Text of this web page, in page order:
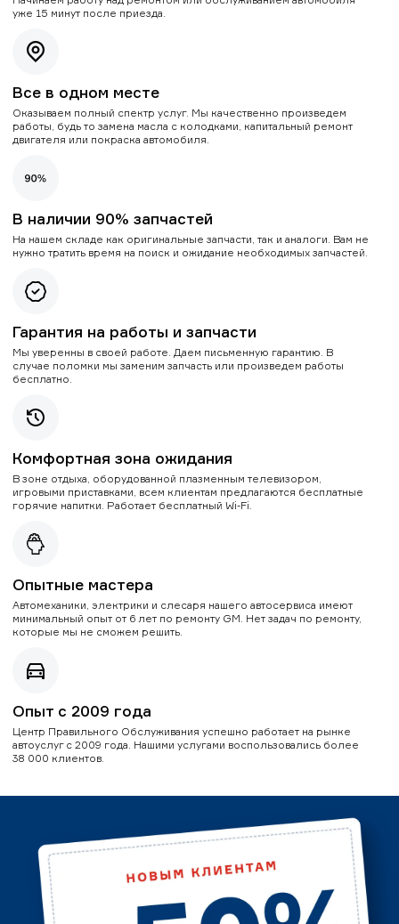
уже 15 минут после приезда.
Все в одном месте
Оказываем полный спектр услуг. Мы качественно произведем
работы, будь то замена масла с колодками, капитальный ремонт
двигателя или покраска автомобиля.
В наличии 90% запчастей
На нашем складе как оригинальные запчасти, так и аналоги. Вам не
нужно тратить время на поиск и ожидание необходимых запчастей.
Гарантия на работы и запчасти
Мы уверенны в своей работе. Даем письменную гарантию. В
случае поломки мы заменим запчасть или произведем работы
бесплатно.
Комфортная зона ожидания
В зоне отдыха, оборудованной плазменным телевизором,
игровыми приставками, всем клиентам предлагаются бесплатные
горячие напитки. Работает бесплатный Wi-Fi.
Опытные мастера
Автомеханики, электрики и слесаря нашего автосервиса имеют
минимальный опыт от 6 лет по ремонту GM. Нет задач по ремонту,
которые мы не сможем решить.
Опыт с 2009 года
Центр Правильного Обслуживания успешно работает на рынке
автоуслуг с 2009 года. Нашими услугами воспользовались более
38 000 клиентов.